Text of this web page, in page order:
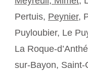
Pertuis, Peynier,
Puyloubier, Le
La Roque-
sur-Bayon,